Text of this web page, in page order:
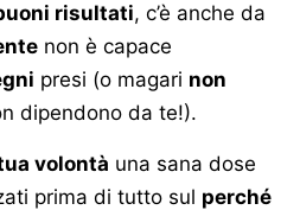
risultati, c’è anche da
non è capace
presi (o magari non
dipendono da te!).
volontà una sana dose
prima di tutto sul perché